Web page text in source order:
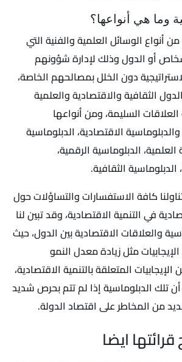
وما هي أنواعها؟
أنواع الوسائل العلمية والفنية التي
أو الدول وذلك لإدارة شؤونهم
دون الخلل بمصالحهم الخاصة،
الثقافية والاقتصادية والعلمية
السليمة، ومن أنواعها
الاقتصادية، الدبلوماسية
العلمية، الدبلوماسية الرقمية،
الدبلوماسية الثقافية.
كافة الاستفسارات والتساؤلات حول
في التنمية الاقتصادية، وقد تبين لنا
والعلاقات الاقتصادية بين الدول، حيث
مثل زيادة معدل النمو
المتعلقة بالتنمية الاقتصادية،
تلك الدبلوماسية إذا لم تتم بحرص شديد
من المخاطر على اقتصاد الدولة.
ايضا